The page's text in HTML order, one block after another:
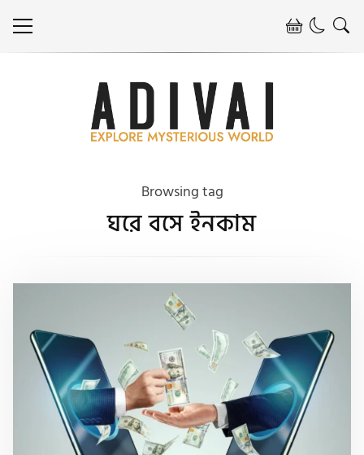
Browsing tag
ঘরে বসে ইনকাম